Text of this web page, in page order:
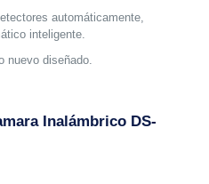
automáticamente,
inteligente.
nuevo diseñado.
Inalámbrico DS-